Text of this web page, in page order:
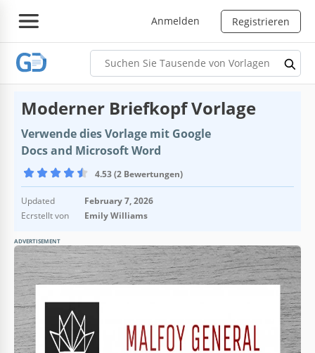
Anmelden Registrieren
Moderner Briefkopf Vorlage
Verwende dies Vorlage mit Google
Docs and Microsoft Word
4.53 (2 Bewertungen)
Updated
February 7, 2026
Ecrstellt von
Emily Williams
ADVERTISEMENT